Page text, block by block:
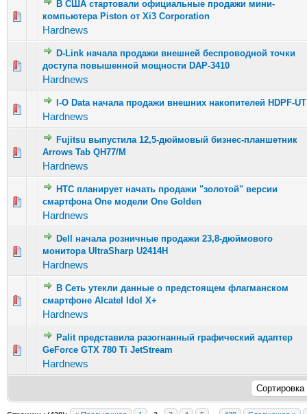
В США стартовали официальные продажи мини-
компьютера Piston от Xi3 Corporation
Hardnews
Голосов: 7 - Средняя оценка: 1.86 из 5
12345
D-Link начала продажи внешней беспроводной точки
доступа повышенной мощности DAP-3410
Hardnews
Голосов: 24 - Средняя оценка: 2.92 из 5
12345
I-O Data начала продажи внешних накопителей HDPF-UT
Hardnews
Голосов: 29 - Средняя оценка: 2.9 из 5
12345
Fujitsu выпустила 12,5-дюймовый бизнес-планшетник
Arrows Tab QH77/M
Hardnews
Голосов: 18 - Средняя оценка: 2.28 из 5
12345
HTC планирует начать продажи "золотой" версии
смартфона One модели One Golden
Hardnews
Голосов: 23 - Средняя оценка: 2.91 из 5
123 45
Dell начала розничные продажи 23,8-дюймового
монитора UltraSharp U2414H
Hardnews
Голосов: 13 - Средняя оценка: 2.08 из 5
123 45
В Сеть утекли данные о предстоящем флагманском
смартфоне Alcatel Idol X+
Hardnews
Голосов: 12 - Средняя оценка: 2.25 из 5
1 2345
Palit представила разогнанный графический адаптер
GeForce GTX 780 Ti JetStream
Hardnews
Голосов: 20 - Средняя оценка: 2.4 из 5
1234 5